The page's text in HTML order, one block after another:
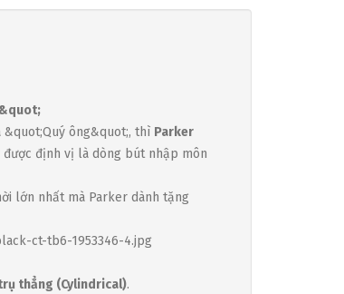
ông&quot;, thì Parker
định vị là dòng bút nhập môn
lớn nhất mà Parker dành tặng
thẳng (Cylindrical).